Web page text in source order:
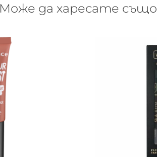
Може да харесате също